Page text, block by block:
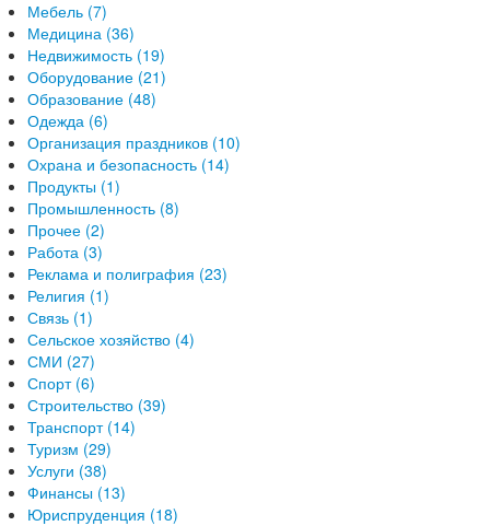
Мебель (7)
Медицина (36)
Недвижимость (19)
Оборудование (21)
Образование (48)
Одежда (6)
Организация праздников (10)
Охрана и безопасность (14)
Продукты (1)
Промышленность (8)
Прочее (2)
Работа (3)
Реклама и полиграфия (23)
Религия (1)
Связь (1)
Сельское хозяйство (4)
СМИ (27)
Спорт (6)
Строительство (39)
Транспорт (14)
Туризм (29)
Услуги (38)
Финансы (13)
Юриспруденция (18)